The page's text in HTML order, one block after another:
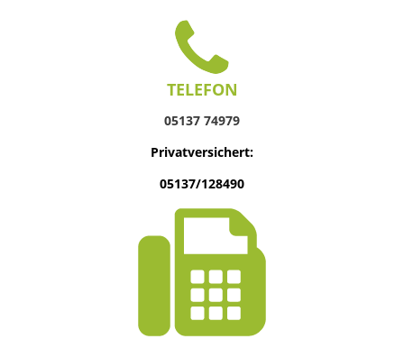
TELEFON
05137 74979
Privatversichert:
05137/128490